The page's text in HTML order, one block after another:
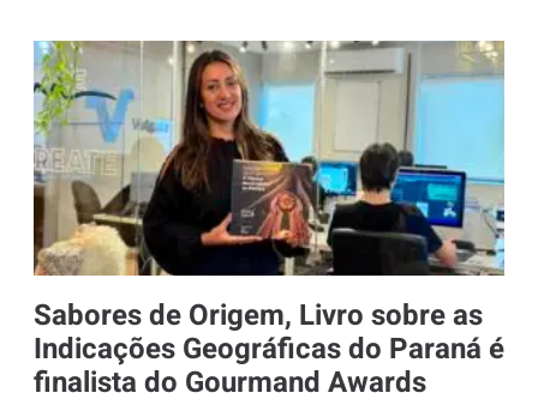
Sabores de Origem, Livro sobre as
Indicações Geográficas do Paraná é
finalista do Gourmand Awards